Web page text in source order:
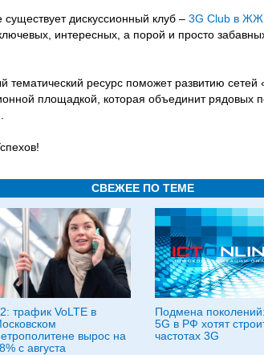
дискуссионный клуб – 3G Club в ЖЖ,
интересных, а порой и просто
ресурс поможет развитию сетей
площадкой, которая объединит рядовых
СВЕЖЕЕ ПО ТЕМЕ
трафик VoLTE в
вырос на
с августа
Подмена
5G в РФ хотят
частотах 3G